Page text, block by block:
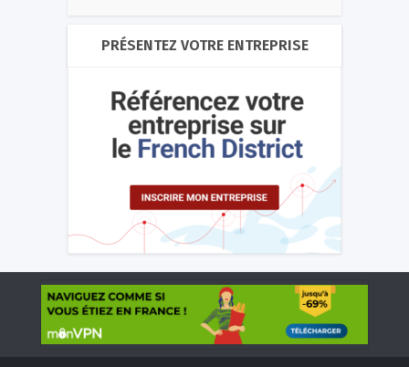
PRÉSENTEZ VOTRE ENTREPRISE